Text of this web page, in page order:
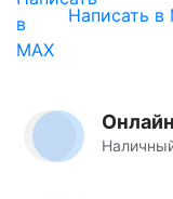
Написать в